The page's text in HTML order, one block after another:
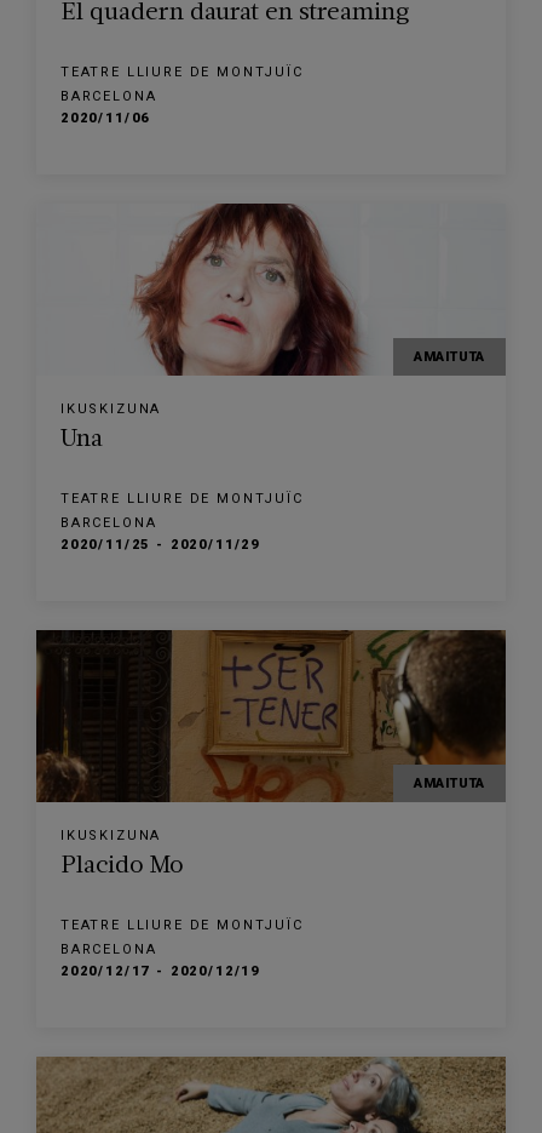
El quadern daurat en streaming
TEATRE LLIURE DE MONTJUÏC
BARCELONA
2020/11/06
AMAITUTA
IKUSKIZUNA
Una
TEATRE LLIURE DE MONTJUÏC
BARCELONA
2020/11/25 - 2020/11/29
AMAITUTA
IKUSKIZUNA
Placido Mo
TEATRE LLIURE DE MONTJUÏC
BARCELONA
2020/12/17 - 2020/12/19